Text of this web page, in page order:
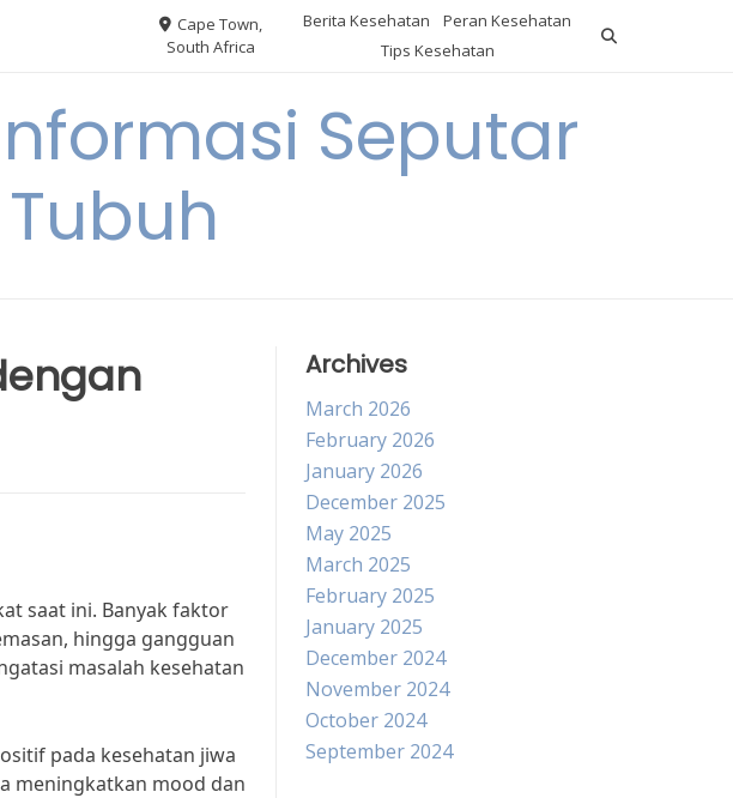
Cape Town,
South Africa
Berita Kesehatan
Peran Kesehatan
Tips Kesehatan
Informasi Seputar
saat ini. Banyak faktor
hingga gangguan
masalah kesehatan
pada kesehatan jiwa
meningkatkan mood dan
Archives
March 2026
February 2026
January 2026
December 2025
May 2025
March 2025
February 2025
January 2025
December 2024
November 2024
October 2024
September 2024